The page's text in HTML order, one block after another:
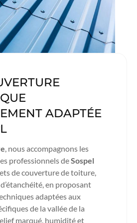
ADAPTÉE
, nous accompagnons les
professionnels deSospel
de couverture de toiture,
en proposant
adaptées aux
de la vallée de la
marqué, humidité et